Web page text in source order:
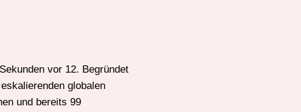
vor 12. Begründet
globalen
und bereits 99